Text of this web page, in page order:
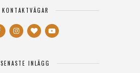
KONTAKTVÄGAR
SENASTE INLÄGG